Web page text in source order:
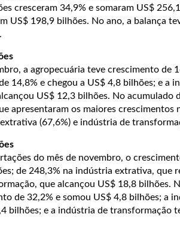
cresceram 34,9% e somaram US$
US$ 198,9 bilhões. No ano, a balança
a agropecuária teve crescimento de
14,8% e chegou a US$ 4,8 bilhões; e a
US$ 12,3 bilhões. No acumulado
apresentaram os maiores crescimentos
(67,6%) e indústria de
do mês de novembro, o
de 248,3% na indústria extrativa, que
que alcançou US$ 18,8 bilhões.
de 32,2% e somou US$ 4,8 bilhões; a
bilhões; e a indústria de transformação